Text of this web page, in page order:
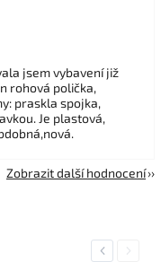
jsem vybavení již
rohová polička,
praskla spojka,
Je plastová,
Zobrazit další hodnocení
PreviousNext